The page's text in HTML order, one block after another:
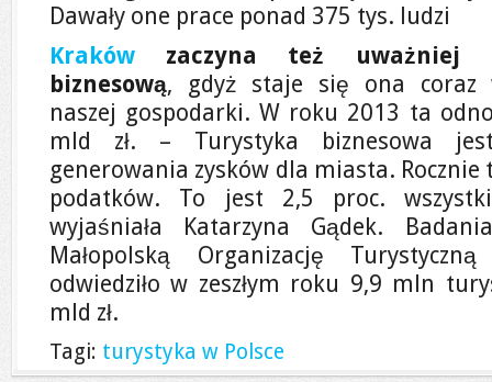
Dawały one prace ponad 375 tys. ludzi
Kraków zaczyna też uważniej
biznesową, gdyż staje się ona coraz
naszej gospodarki. W roku 2013 ta
mld zł. – Turystyka biznesowa
generowania zysków dla miasta. Rocznie
podatków. To jest 2,5 proc.
wyjaśniała Katarzyna Gądek.
Małopolską Organizację
odwiedziło w zeszłym roku 9,9 mln
mld zł.
Tagi: turystyka w Polsce